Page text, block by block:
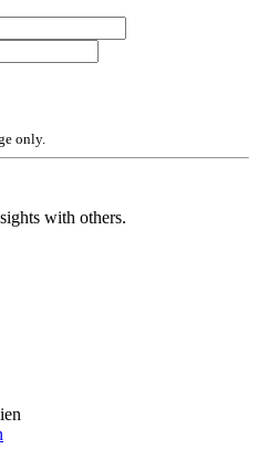
only.
with others.